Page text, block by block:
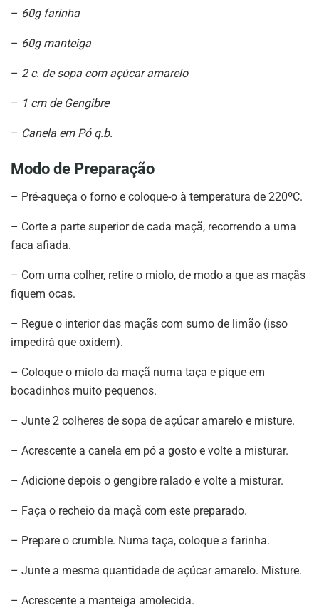
– 60g farinha
– 60g manteiga
– 2 c. de sopa com açúcar amarelo
– 1 cm de Gengibre
– Canela em Pó q.b.
Modo de Preparação
– Pré-aqueça o forno e coloque-o à temperatura de 220ºC.
– Corte a parte superior de cada maçã, recorrendo a uma
faca afiada.
– Com uma colher, retire o miolo, de modo a que as maçãs
fiquem ocas.
– Regue o interior das maçãs com sumo de limão (isso
impedirá que oxidem).
– Coloque o miolo da maçã numa taça e pique em
bocadinhos muito pequenos.
– Junte 2 colheres de sopa de açúcar amarelo e misture.
– Acrescente a canela em pó a gosto e volte a misturar.
– Adicione depois o gengibre ralado e volte a misturar.
– Faça o recheio da maçã com este preparado.
– Prepare o crumble. Numa taça, coloque a farinha.
– Junte a mesma quantidade de açúcar amarelo. Misture.
– Acrescente a manteiga amolecida.